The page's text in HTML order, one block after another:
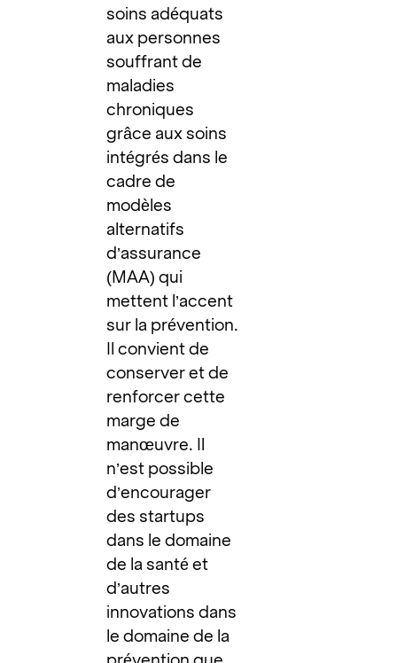
soins adéquats
aux personnes
souffrant de
maladies
chroniques
grâce aux soins
intégrés dans le
cadre de
modèles
alternatifs
d’assurance
(MAA) qui
mettent l’accent
sur la prévention.
Il convient de
conserver et de
renforcer cette
marge de
manœuvre. Il
n’est possible
d’encourager
des startups
dans le domaine
de la santé et
d’autres
innovations dans
le domaine de la